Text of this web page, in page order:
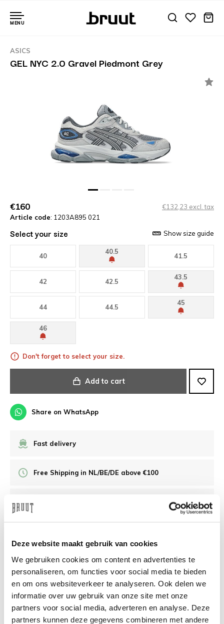
Deze website maakt gebruik van cookies
We gebruiken cookies om content en advertenties te
personaliseren, om functies voor social media te bieden
en om ons websiteverkeer te analyseren. Ook delen we
informatie over uw gebruik van onze site met onze
partners voor social media, adverteren en analyse. Deze
partners kunnen deze gegevens combineren met andere
MENU
ASICS
GEL NYC 2.0 Gravel Piedmont Grey
€160
€132,23 excl. tax
Article code: 1203A895 021
Select your size Show size guide
40
40.5
41.5
42 42.5
43.5
44 44.5
45
46
Don't forget to select your size.
Add to cart
Share on WhatsApp
Fast delivery
Free Shipping in NL/BE/DE above €100
Need help?We're glad to help
Live chat
About this product